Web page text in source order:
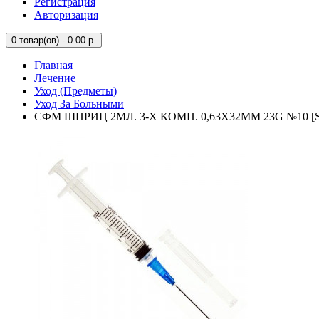
Авторизация
0 товар(ов) - 0.00 р.
Главная
Лечение
Уход (Предметы)
Уход За Больными
СФМ ШПРИЦ 2МЛ. 3-Х КОМП. 0,63Х32ММ 23G №10